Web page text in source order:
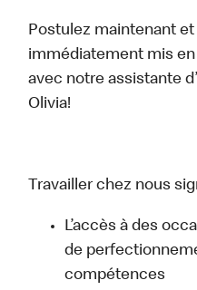
Postulez maintenant
immédiatement mis
avec notre assistante
Olivia!
Travailler chez nous
L’accès à des
de
compétences